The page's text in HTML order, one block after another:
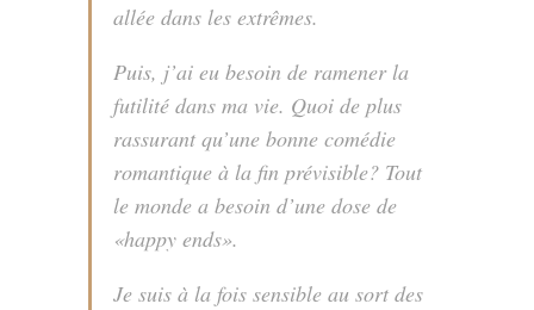
allée dans les extrêmes.
Puis, j’ai eu besoin de ramener la
futilité dans ma vie. Quoi de plus
rassurant qu’une bonne comédie
romantique à la fin prévisible? Tout
le monde a besoin d’une dose de
«happy ends».
Je suis à la fois sensible au sort des